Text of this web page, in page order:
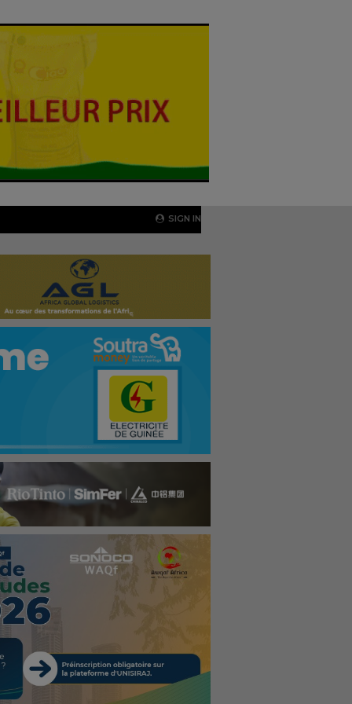
SIGN IN